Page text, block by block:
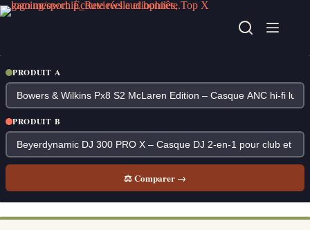
Passer
au
PRODUIT A
PRODUIT B
⚖ Comparer →